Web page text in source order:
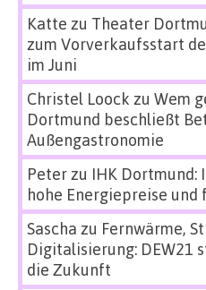
Katte zu Theater
zum Vorverkaufsstart
im Juni
Christel Loock zu Wem
Dortmund beschließt
Außengastronomie
Peterzu IHK
hohe Energiepreise
Sascha zu Fernwärme,
Digitalisierung: DEW21
die Zukunft